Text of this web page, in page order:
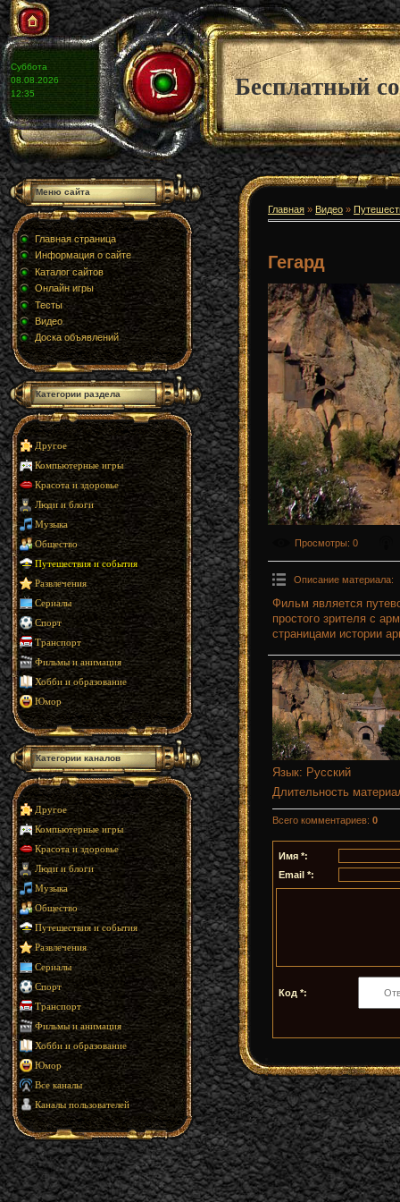
Суббота
08.08.2026
12:35
Бесплатный
Меню сайта
Главная страница
Информация о сайте
Каталог сайтов
Онлайн игры
Тесты
Видео
Доска объявлений
Категории раздела
Другое
Компьютерные игры
Красота и здоровье
Люди и блоги
Музыка
Общество
Путешествия и события
Развлечения
Сериалы
Спорт
Транспорт
Фильмы и анимация
Хобби и образование
Юмор
Категории каналов
Другое
Компьютерные игры
Красота и здоровье
Люди и блоги
Музыка
Общество
Путешествия и события
Развлечения
Сериалы
Спорт
Транспорт
Фильмы и анимация
Хобби и образование
Юмор
Все каналы
Каналы пользователей
Главная » Видео »
Гегард
Просмотры: 0
Описание материала:
Фильм является
простого зрителя с
страницами истории
Язык: Русский
Длительность
Всего комментариев: 0
Имя *:
Email *:
Код *: